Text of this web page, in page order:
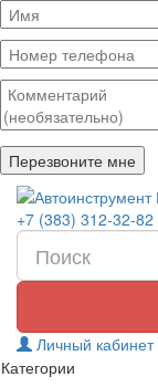
+7 (383) 312-32-82
Личный кабинет
Категории